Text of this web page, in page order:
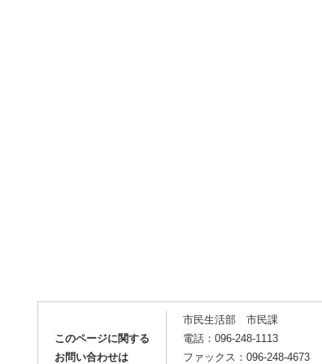
このページに関する
お問い合わせは
市民生活部 市民課
電話：096-248-1113
ファックス：096-248-4673